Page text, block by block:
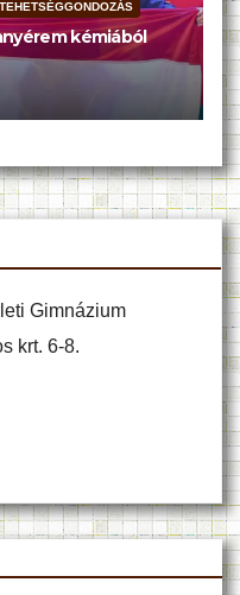
TEHETSÉGGONDOZÁS
kémiából
Gimnázium
krt. 6-8.